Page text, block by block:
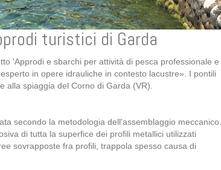
turistici di Garda
'Approdi e sbarchi per attività di pesca professionale e
in opere idrauliche in contesto lacustre». I pontili
alla spiaggia del Corno di Garda (VR).
secondo la metodologia dell'assemblaggio meccanico.
di tutta la superfice dei profili metallici utilizzati
sovrapposte fra profili, trappola spesso causa di